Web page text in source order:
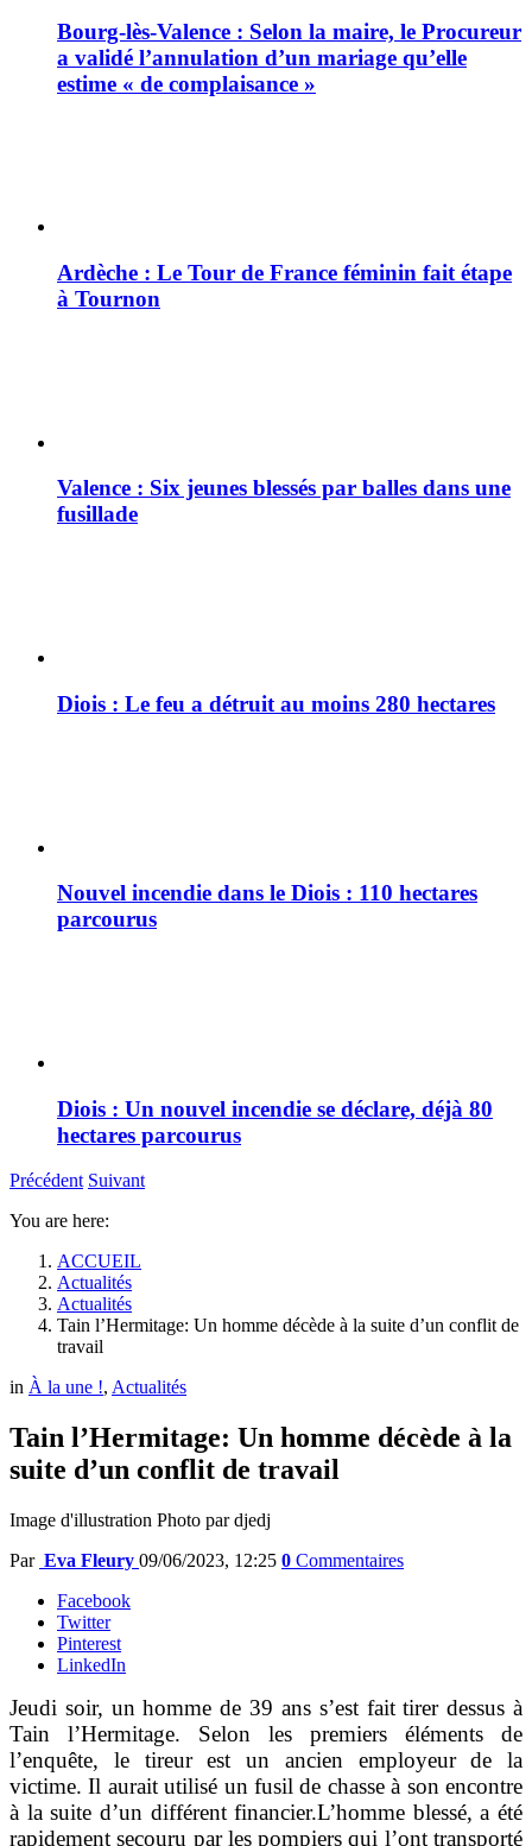
Bourg-lès-Valence : Selon la maire, le Procureur
a validé l’annulation d’un mariage qu’elle
estime « de complaisance »
Ardèche : Le Tour de France féminin fait étape
à Tournon
Valence : Six jeunes blessés par balles dans une
fusillade
Diois : Le feu a détruit au moins 280 hectares
Nouvel incendie dans le Diois : 110 hectares
parcourus
Diois : Un nouvel incendie se déclare, déjà 80
hectares parcourus
Précédent Suivant
You are here:
ACCUEIL
Actualités
Actualités
Tain l’Hermitage: Un homme décède à la suite d’un conflit de
travail
in À la une !, Actualités
Tain l’Hermitage: Un homme décède à la
suite d’un conflit de travail
Image d'illustration Photo par djedj
Par Eva Fleury 09/06/2023, 12:25 0 Commentaires
Facebook
Twitter
Pinterest
LinkedIn
Jeudi soir, un homme de 39 ans s’est fait tirer dessus à
Tain l’Hermitage. Selon les premiers éléments de
l’enquête, le tireur est un ancien employeur de la
victime. Il aurait utilisé un fusil de chasse à son encontre
à la suite d’un différent financier.L’homme blessé, a été
rapidement secouru par les pompiers qui l’ont transporté